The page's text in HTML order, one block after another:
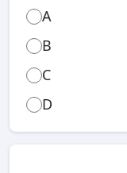
A
B
C
D